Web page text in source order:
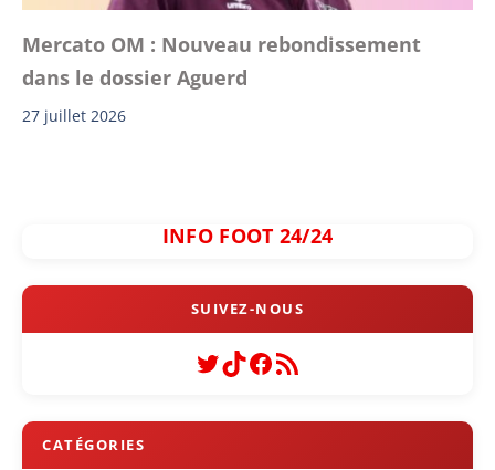
Mercato OM : Nouveau rebondissement
dans le dossier Aguerd
27 juillet 2026
INFO FOOT 24/24
Twitter
TikTok
Facebook
Flux RSS